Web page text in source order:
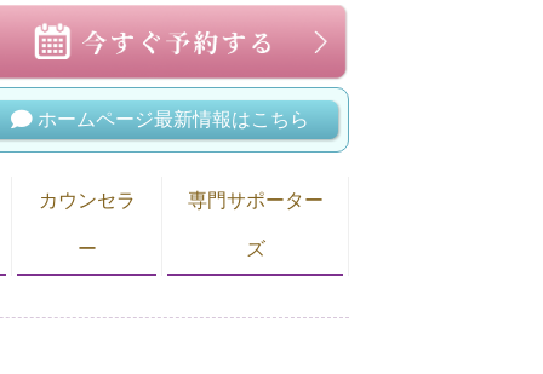
ホームページ最新情報はこちら
カウンセラ
ー
専門サポーター
ズ